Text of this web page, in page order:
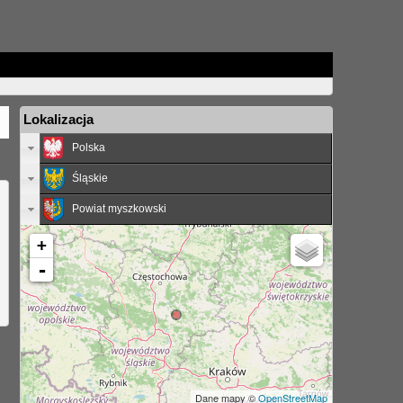
Lokalizacja
Polska
Śląskie
Powiat myszkowski
+
-
Dane mapy ©OpenStreetMap